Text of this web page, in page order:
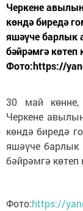
Черкене
көндә биредә
яшәүче барлык
бәйрәмгә көтеп
Фото:https://
30 май көнне,
Черкене
көндә биредә
яшәүче барлык
бәйрәмгә көтеп
Фото:https://